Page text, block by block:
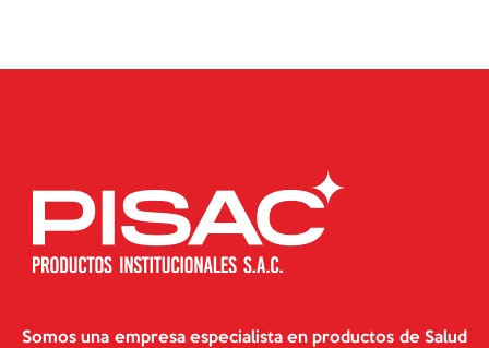
Somos una empresa especialista en productos de Salud